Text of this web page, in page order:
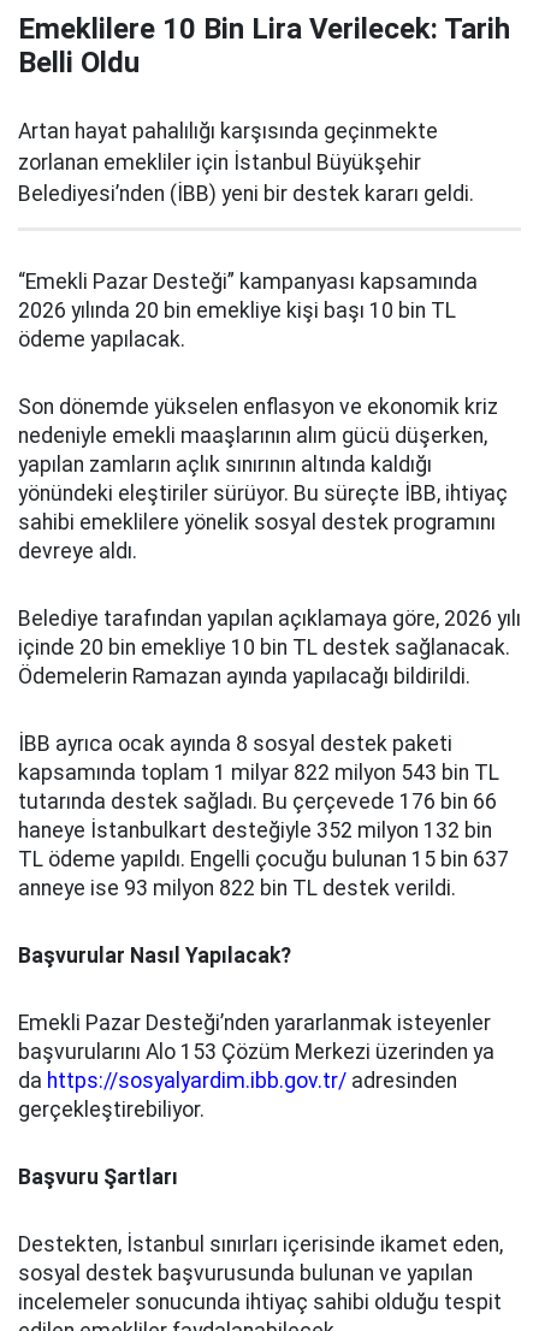
Emeklilere 10 Bin Lira Verilecek: Tarih
Belli Oldu
Artan hayat pahalılığı karşısında geçinmekte
zorlanan emekliler için İstanbul Büyükşehir
Belediyesi’nden (İBB) yeni bir destek kararı geldi.
“Emekli Pazar Desteği” kampanyası kapsamında
2026 yılında 20 bin emekliye kişi başı 10 bin TL
ödeme yapılacak.
Son dönemde yükselen enflasyon ve ekonomik kriz
nedeniyle emekli maaşlarının alım gücü düşerken,
yapılan zamların açlık sınırının altında kaldığı
yönündeki eleştiriler sürüyor. Bu süreçte İBB, ihtiyaç
sahibi emeklilere yönelik sosyal destek programını
devreye aldı.
Belediye tarafından yapılan açıklamaya göre, 2026 yılı
içinde 20 bin emekliye 10 bin TL destek sağlanacak.
Ödemelerin Ramazan ayında yapılacağı bildirildi.
İBB ayrıca ocak ayında 8 sosyal destek paketi
kapsamında toplam 1 milyar 822 milyon 543 bin TL
tutarında destek sağladı. Bu çerçevede 176 bin 66
haneye İstanbulkart desteğiyle 352 milyon 132 bin
TL ödeme yapıldı. Engelli çocuğu bulunan 15 bin 637
anneye ise 93 milyon 822 bin TL destek verildi.
Başvurular Nasıl Yapılacak?
Emekli Pazar Desteği’nden yararlanmak isteyenler
başvurularını Alo 153 Çözüm Merkezi üzerinden ya
da https://sosyalyardim.ibb.gov.tr/ adresinden
gerçekleştirebiliyor.
Başvuru Şartları
Destekten, İstanbul sınırları içerisinde ikamet eden,
sosyal destek başvurusunda bulunan ve yapılan
incelemeler sonucunda ihtiyaç sahibi olduğu tespit